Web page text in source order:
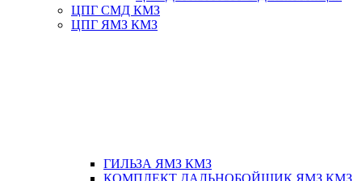
ЦПГ СМД КМЗ
ЦПГ ЯМЗ КМЗ
ГИЛЬЗА ЯМЗ КМЗ
КОМПЛЕКТ ДАЛЬНОБОЙЩИК ЯМЗ КМЗ